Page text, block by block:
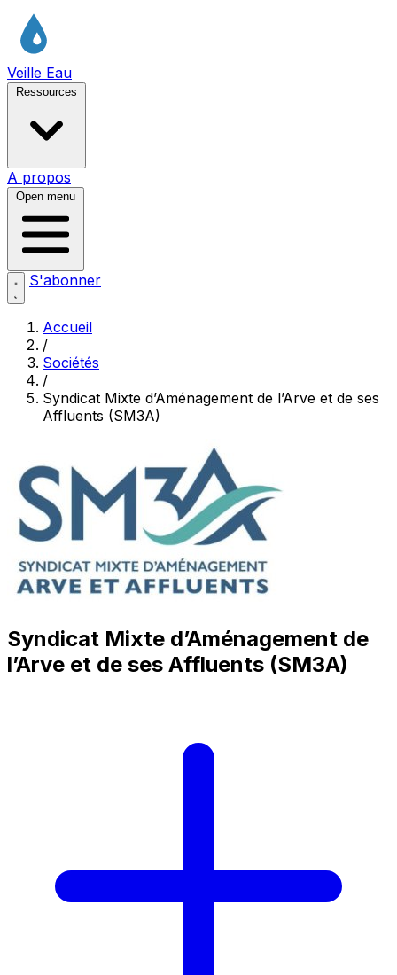
Veille Eau
Ressources
A propos
Open menu
S'abonner
Accueil
/
Sociétés
/
Syndicat Mixte d’Aménagement de l’Arve et de ses
Affluents (SM3A)
Syndicat Mixte d’Aménagement de
l’Arve et de ses Affluents (SM3A)